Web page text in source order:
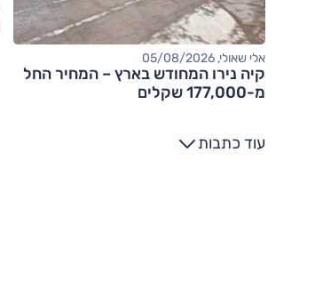
אלי שאולי, 05/08/2026
קיה נירו המחודש בארץ – המחיר החל
מ-177,000 שקלים
עוד כתבות